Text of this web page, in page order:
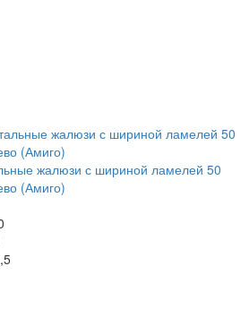
жалюзи с шириной ламелей 50
(Амиго)